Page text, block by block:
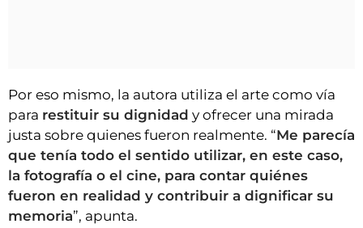
Por eso mismo, la autora utiliza el arte como vía
para restituir su dignidad y ofrecer una mirada
justa sobre quienes fueron realmente. “Me parecía
que tenía todo el sentido utilizar, en este caso,
la fotografía o el cine, para contar quiénes
fueron en realidad y contribuir a dignificar su
memoria”, apunta.